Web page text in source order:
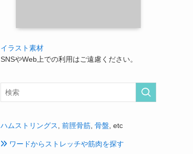
イラスト素材
SNSやWeb上での利用はご遠慮ください。
ハムストリングス, 前脛骨筋, 骨盤, etc
ワードからストレッチや筋肉を探す